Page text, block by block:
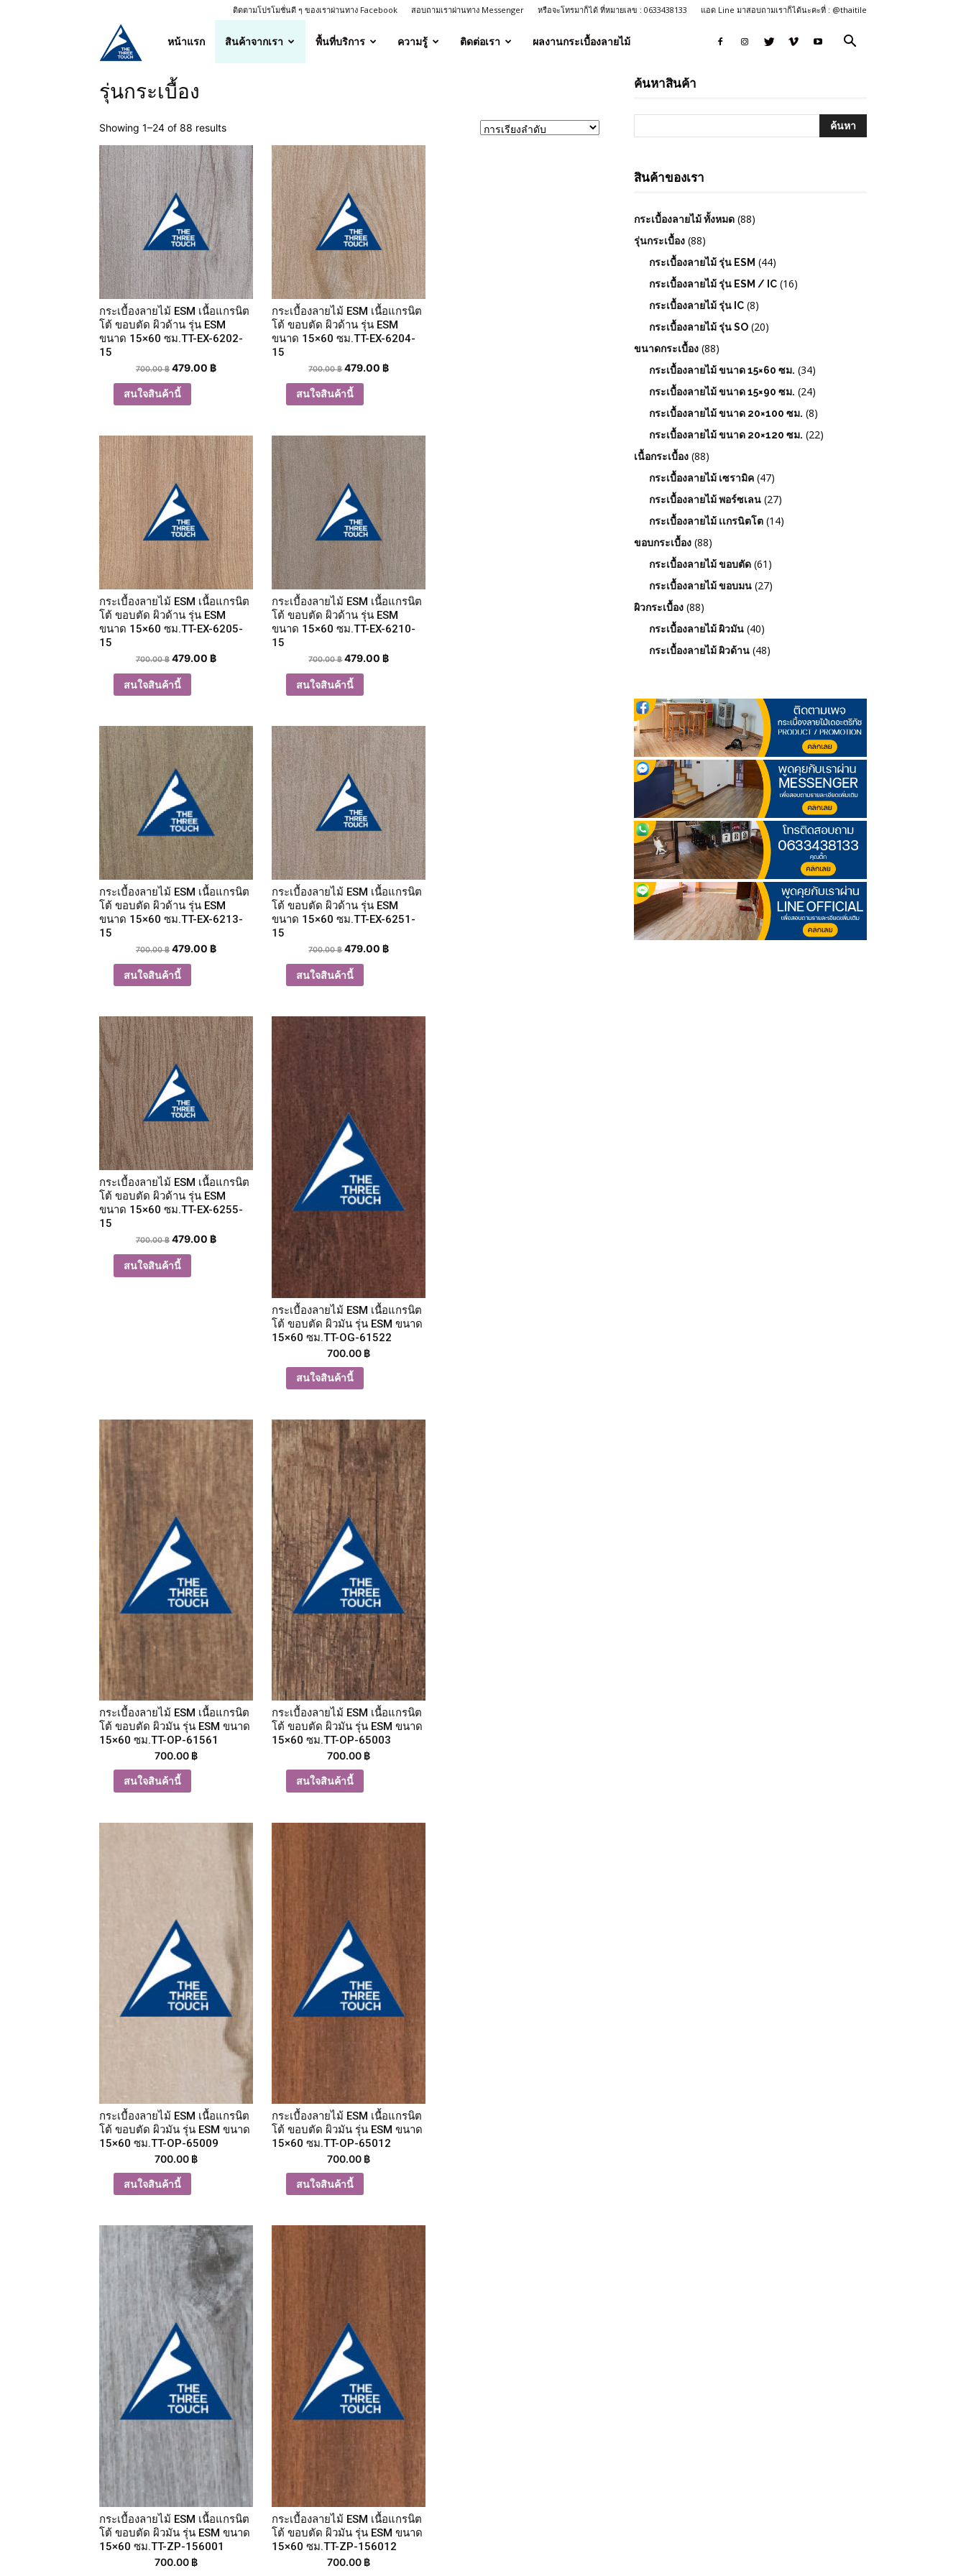
ติดตามโปรโมชั่นดี ๆ ของเราผ่านทาง Facebook สอบถามเราผ่านทาง Messenger หรือจะโทรมาก็ได้ ที่หมายเลข : 0633438133 แอด Line มาสอบถามเราก็ได้นะคะที่ : @thaitile
ศูนย์
จำหน่าย
กระเบื้อง
ลายไม้
คุณภาพ
ราคา
ถูก
หน้าแรก สินค้าจากเรา พื้นที่บริการ ความรู้ ติดต่อเรา ผลงานกระเบื้องลายไม้
รุ่นกระเบื้อง
Showing 1–24 of 88 results
กระเบื้องลายไม้ ESM เนื้อแกรนิต
โต้ ขอบตัด ผิวด้าน รุ่น ESM
ขนาด 15×60 ซม.TT-EX-6202-
15
700.00฿ 479.00 ฿
สนใจสินค้านี้
กระเบื้องลายไม้ ESM เนื้อแกรนิต
โต้ ขอบตัด ผิวด้าน รุ่น ESM
ขนาด 15×60 ซม.TT-EX-6204-
15
700.00฿ 479.00฿
สนใจสินค้านี้
กระเบื้องลายไม้ ESM เนื้อแกรนิต
โต้ ขอบตัด ผิวด้าน รุ่น ESM
ขนาด 15×60 ซม.TT-EX-6205-
15
700.00฿ 479.00 ฿
สนใจสินค้านี้
กระเบื้องลายไม้ ESM เนื้อแกรนิต
โต้ ขอบตัด ผิวด้าน รุ่น ESM
ขนาด 15×60 ซม.TT-EX-6210-
15
700.00฿ 479.00฿
สนใจสินค้านี้
กระเบื้องลายไม้ ESM เนื้อแกรนิต
โต้ ขอบตัด ผิวด้าน รุ่น ESM
ขนาด 15×60 ซม.TT-EX-6213-
15
700.00฿ 479.00 ฿
สนใจสินค้านี้
กระเบื้องลายไม้ ESM เนื้อแกรนิต
โต้ ขอบตัด ผิวด้าน รุ่น ESM
ขนาด 15×60 ซม.TT-EX-6251-
15
700.00฿ 479.00฿
สนใจสินค้านี้
กระเบื้องลายไม้ ESM เนื้อแกรนิต
โต้ ขอบตัด ผิวด้าน รุ่น ESM
ขนาด 15×60 ซม.TT-EX-6255-
15
700.00฿ 479.00 ฿
สนใจสินค้านี้
กระเบื้องลายไม้ ESM เนื้อแกรนิต
โต้ ขอบตัด ผิวมัน รุ่น ESM ขนาด
15×60 ซม.TT-OG-61522
700.00 ฿
สนใจสินค้านี้
กระเบื้องลายไม้ ESM เนื้อแกรนิต
โต้ ขอบตัด ผิวมัน รุ่น ESM ขนาด
15×60 ซม.TT-OP-61561
700.00 ฿
สนใจสินค้านี้
กระเบื้องลายไม้ ESM เนื้อแกรนิต
โต้ ขอบตัด ผิวมัน รุ่น ESM ขนาด
15×60 ซม.TT-OP-65003
700.00 ฿
สนใจสินค้านี้
กระเบื้องลายไม้ ESM เนื้อแกรนิต
โต้ ขอบตัด ผิวมัน รุ่น ESM ขนาด
15×60 ซม.TT-OP-65009
700.00 ฿
สนใจสินค้านี้
กระเบื้องลายไม้ ESM เนื้อแกรนิต
โต้ ขอบตัด ผิวมัน รุ่น ESM ขนาด
15×60 ซม.TT-OP-65012
700.00 ฿
สนใจสินค้านี้
กระเบื้องลายไม้ ESM เนื้อแกรนิต
โต้ ขอบตัด ผิวมัน รุ่น ESM ขนาด
15×60 ซม.TT-ZP-156001
700.00 ฿
กระเบื้องลายไม้ ESM เนื้อแกรนิต
โต้ ขอบตัด ผิวมัน รุ่น ESM ขนาด
15×60 ซม.TT-ZP-156012
700.00 ฿
ค้นหาสินค้า
สินค้าของเรา
กระเบื้องลายไม้ ทั้งหมด (88)
รุ่นกระเบื้อง (88)
กระเบื้องลายไม้ รุ่น ESM (44)
กระเบื้องลายไม้ รุ่น ESM / IC (16)
กระเบื้องลายไม้ รุ่น IC (8)
กระเบื้องลายไม้ รุ่น SO (20)
ขนาดกระเบื้อง (88)
กระเบื้องลายไม้ ขนาด 15×60 ซม. (34)
กระเบื้องลายไม้ ขนาด 15×90 ซม. (24)
กระเบื้องลายไม้ ขนาด 20×100 ซม. (8)
กระเบื้องลายไม้ ขนาด 20×120 ซม. (22)
เนื้อกระเบื้อง (88)
กระเบื้องลายไม้ เซรามิค (47)
กระเบื้องลายไม้ พอร์ซเลน (27)
กระเบื้องลายไม้ เเกรนิตโต (14)
ขอบกระเบื้อง (88)
กระเบื้องลายไม้ ขอบตัด (61)
กระเบื้องลายไม้ ขอบมน (27)
ผิวกระเบื้อง (88)
กระเบื้องลายไม้ ผิวมัน (40)
กระเบื้องลายไม้ ผิวด้าน (48)